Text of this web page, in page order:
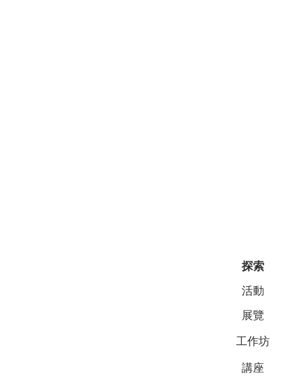
探索
活動
展覽
工作坊
講座